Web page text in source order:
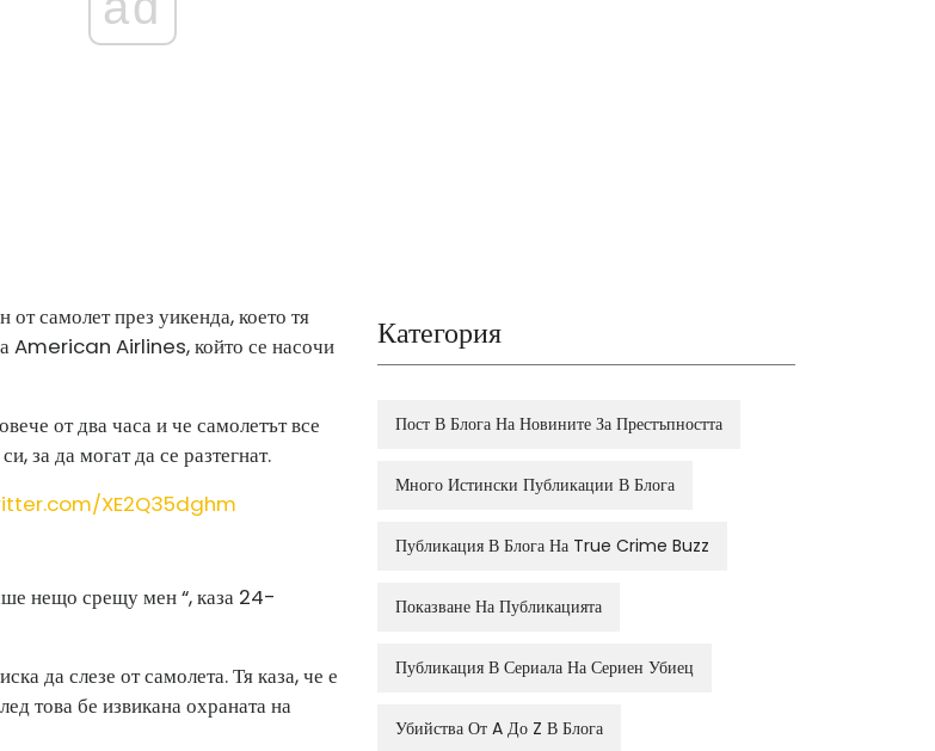
самолет през уикенда, което тя
American Airlines, който се насочи
от два часа и че самолетът все
за да могат да се разтегнат.
XE2Q35dghm
нещо срещу мен “, каза 24-
да слезе от самолета. Тя каза, че е
това бе извикана охраната на
Категория
Пост В Блога На Новините За Престъпността
Много Истински Публикации В Блога
Публикация В Блога На True Crime Buzz
Показване На Публикацията
Публикация В Сериала На Сериен Убиец
Убийства От A До Z В Блога